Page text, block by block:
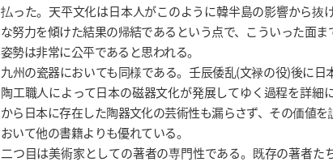
払った。天平文化は日本人がこのように韓半島の影響から抜
な努力を傾けた結果の帰結であるという点で、こういった面
姿勢は非常に公平であると思われる。
九州の瓷器においても同様である。壬辰倭乱(文禄の役)後に日
陶工職人によって日本の磁器文化が発展してゆく過程を詳細
から日本に存在した陶器文化の芸術性も漏らさず、その価値
おいて他の書籍よりも優れている。
二つ目は美術家としての著者の専門性である。既存の著者た